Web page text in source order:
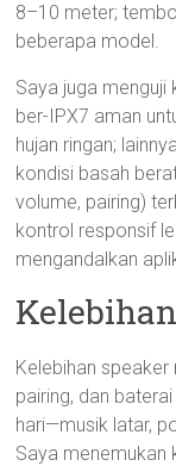
8–10 meter;
beberapa model.
Saya juga menguji
ber-IPX7 aman
hujan ringan;
kondisi basah
volume, pairing)
kontrol responsif
mengandalkan
Kelebihan speaker
pairing, dan
hari—musik latar,
Saya menemukan